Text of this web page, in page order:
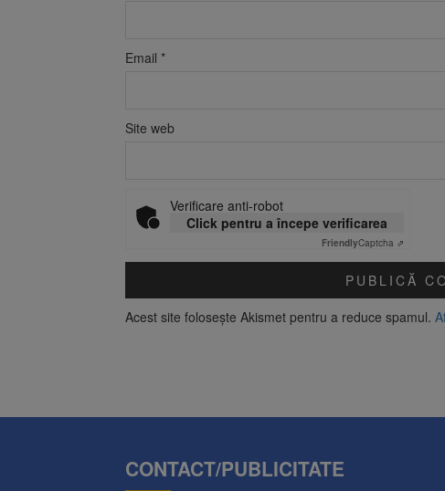
Email *
Site web
Verificare anti-robot
Click pentru a începe verificarea
FriendlyCaptcha ⇗
Acest site folosește Akismet pentru a reduce spamul.
CONTACT/PUBLICITATE